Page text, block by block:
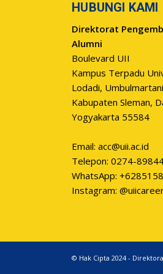
HUBUNGI KAMI
Direktorat
Alumni
Boulevard UII
Kampus Terpadu
Lodadi,
Kabupaten Sleman,
Yogyakarta 55584
Email:acc@uii.ac.id
Telepon: 0274-
WhatsApp:
Instagram:
© Hak Cipta 2024 -